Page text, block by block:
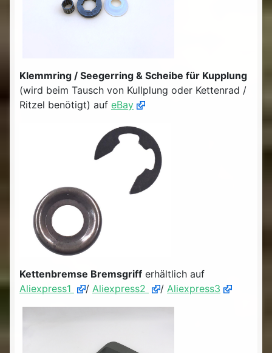
Klemmring / Seegerring & Scheibe für Kupplung
(wird beim Tausch von Kullplung oder Kettenrad /
Ritzel benötigt) auf eBay
Kettenbremse Bremsgriff erhältlich auf
Aliexpress1
/ Aliexpress2 / Aliexpress3